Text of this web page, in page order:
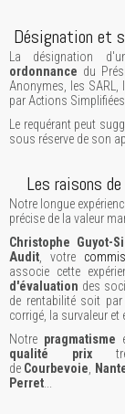
Désignation et
La désignation
ordonnance du
Anonymes, les
par Actions Simplifiées.
Le requérant peut
sous réserve de son
Les raisons
Notre longue
précise de la valeur
Christophe Guyot-
Audit , votre
associe cette
d'évaluation des
de rentabilité soit
corrigé, la survaleur et
Notre pragmatisme
qualité prix
de Courbevoie
Perret